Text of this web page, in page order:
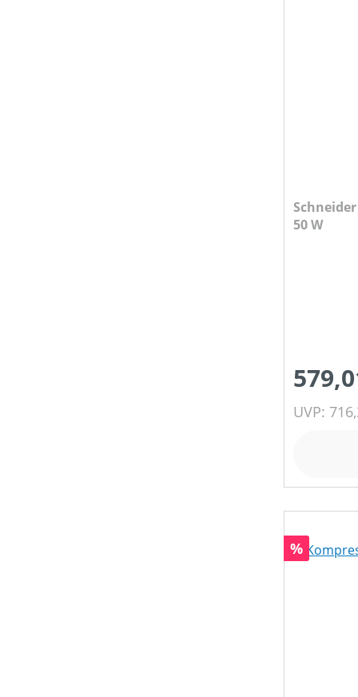
Schneider Kompressor UNM 260-10-
50 W
UVP:
Rabatt
%